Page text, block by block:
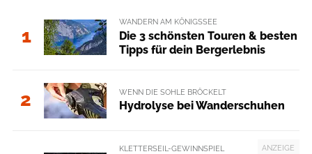
1
WANDERN AM KÖNIGSSEE
Die 3 schönsten Touren & besten
Tipps für dein Bergerlebnis
2 WENN DIE SOHLE BRÖCKELT
Hydrolyse bei Wanderschuhen
ANZEIGE
KLETTERSEIL-GEWINNSPIEL